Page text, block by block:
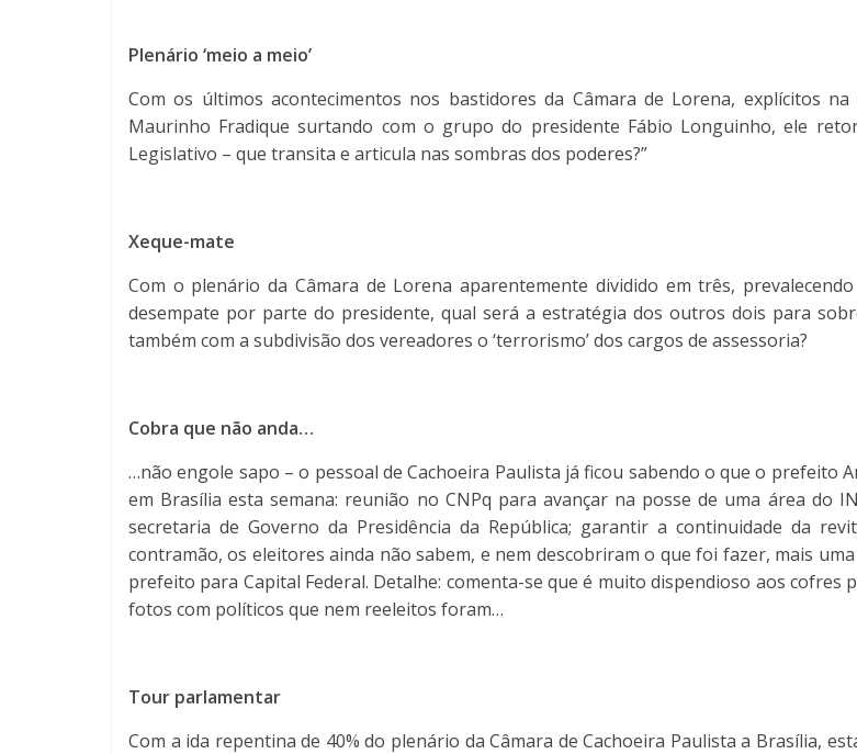
Plenário ‘meio a meio’
Com os últimos acontecimentos nos bastidores da Câmara de Lorena, explícitos
Maurinho Fradique surtando com o grupo do presidente Fábio Longuinho, ele
Legislativo – que transita e articula nas sombras dos poderes?”
Xeque-mate
Com o plenário da Câmara de Lorena aparentemente dividido em três,
desempate por parte do presidente, qual será a estratégia dos outros dois para
também com a subdivisão dos vereadores o ‘terrorismo’ dos cargos de assessoria?
Cobra que não anda…
…não engole sapo – o pessoal de Cachoeira Paulista já ficou sabendo o que o prefeito
em Brasília esta semana: reunião no CNPq para avançar na posse de uma área do
secretaria de Governo da Presidência da República; garantir a continuidade da
contramão, os eleitores ainda não sabem, e nem descobriram o que foi fazer, mais
prefeito para Capital Federal. Detalhe: comenta-se que é muito dispendioso aos
fotos com políticos que nem reeleitos foram…
Tour parlamentar
Com a ida repentina de 40% do plenário da Câmara de Cachoeira Paulista a Brasília,